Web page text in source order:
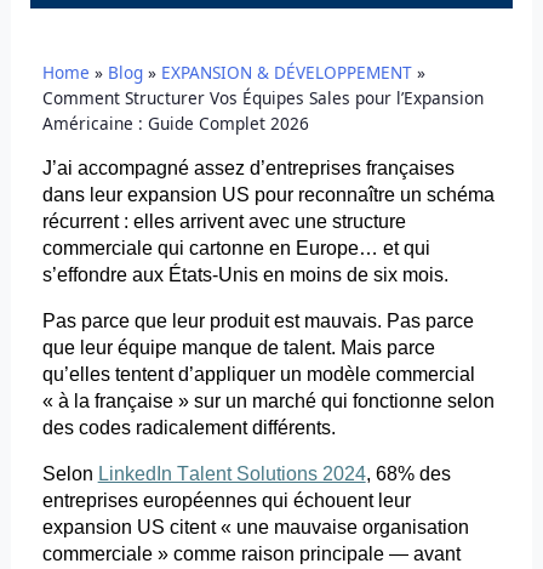
Home » Blog» EXPANSION & DÉVELOPPEMENT»
Comment Structurer Vos Équipes Sales pour l’Expansion
Américaine : Guide Complet 2026
J’ai accompagné assez d’entreprises françaises
dans leur expansion US pour reconnaître un schéma
récurrent : elles arrivent avec une structure
commerciale qui cartonne en Europe… et qui
s’effondre aux États-Unis en moins de six mois.
Pas parce que leur produit est mauvais. Pas parce
que leur équipe manque de talent. Mais parce
qu’elles tentent d’appliquer un modèle commercial
« à la française » sur un marché qui fonctionne selon
des codes radicalement différents.
Selon LinkedIn Talent Solutions 2024, 68% des
entreprises européennes qui échouent leur
expansion US citent « une mauvaise organisation
commerciale » comme raison principale — avant